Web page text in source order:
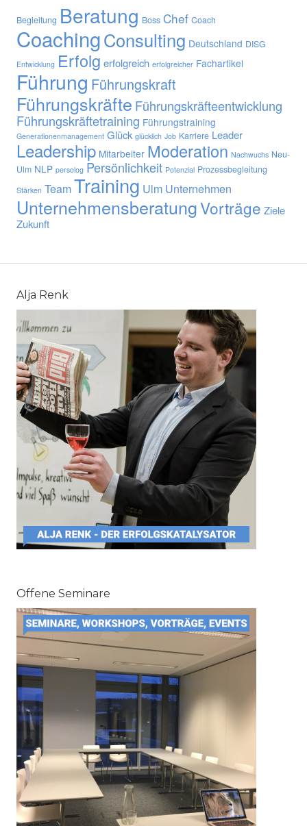
Begleitung Beratung Boss Chef Coach
CoachingConsulting Deutschland DISG
Entwicklung Erfolg erfolgreich erfolgreicher Fachartikel
Führung Führungskraft
Führungskräfte Führungskräfteentwicklung
Führungskräftetraining Führungstraining
Generationenmanagement Glück glücklich Job Karriere Leader
Leadership Mitarbeiter Moderation Nachwuchs Neu-
Ulm NLP persolog Persönlichkeit Potenzial Prozessbegleitung
Stärken TeamTraining Ulm Unternehmen
UnternehmensberatungVorträge Ziele
Zukunft
Alja Renk
Offene Seminare